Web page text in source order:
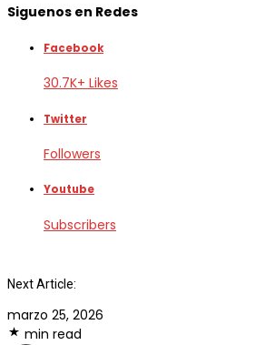
Siguenos en Redes
Facebook
30.7K+ Likes
Twitter
Followers
Youtube
Subscribers
Next Article:
marzo 25, 2026
min read